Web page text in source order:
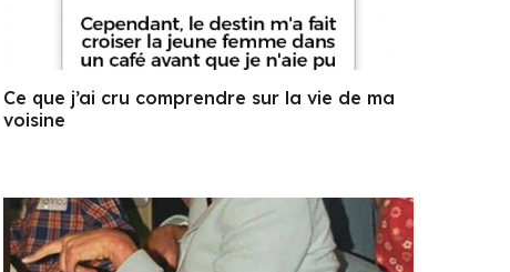
Ce que j’ai cru comprendre sur la vie de ma
voisine